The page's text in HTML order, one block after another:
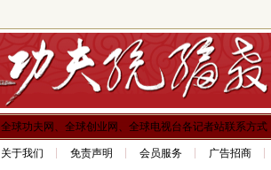
全球功夫网、全球创业网、全球电视台各记者站联系方式
关于我们 免责声明 会员服务 广告招商